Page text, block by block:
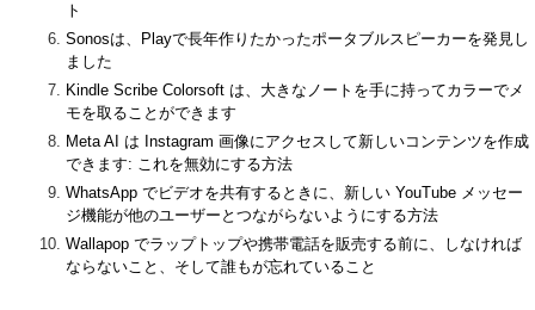
ト
Sonosは、Playで長年作りたかったポータブルスピーカーを発見し
ました
Kindle Scribe Colorsoft は、大きなノートを手に持ってカラーでメ
モを取ることができます
Meta AI は Instagram 画像にアクセスして新しいコンテンツを作成
できます: これを無効にする方法
WhatsApp でビデオを共有するときに、新しい YouTube メッセー
ジ機能が他のユーザーとつながらないようにする方法
Wallapop でラップトップや携帯電話を販売する前に、しなければ
ならないこと、そして誰もが忘れていること